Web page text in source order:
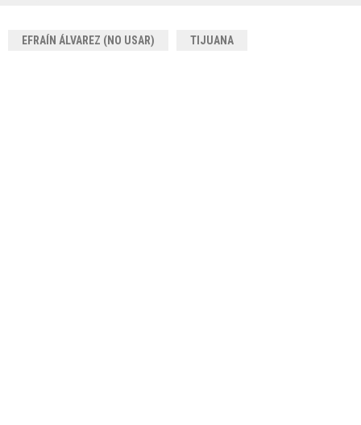
EFRAÍN ÁLVAREZ (NO USAR) TIJUANA